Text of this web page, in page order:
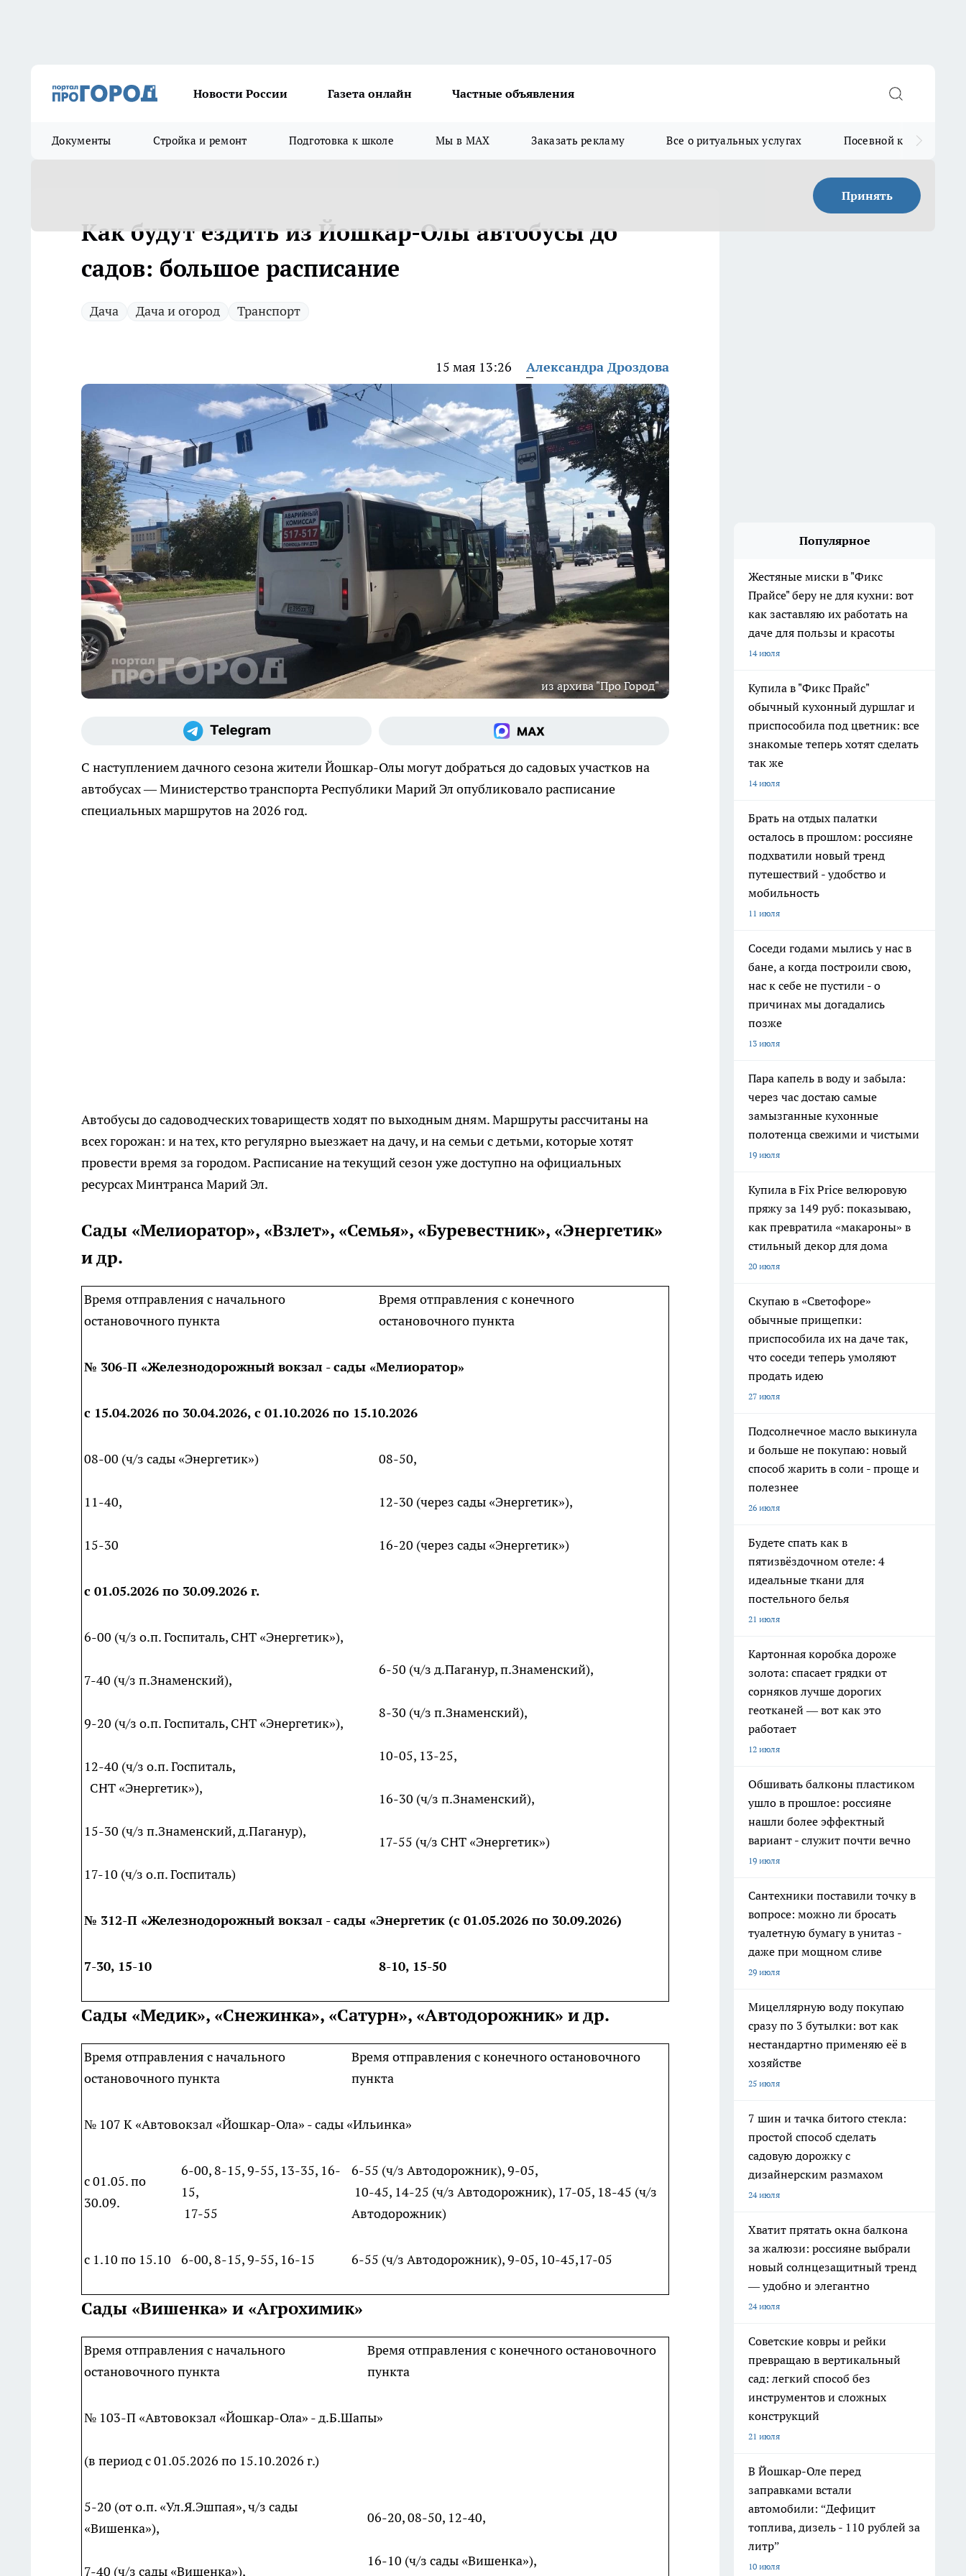
Новости России Газета онлайн Частные объявления
Документы Стройка и ремонт Подготовка к школе Мы в MAX Заказать рекламу Все о ритуальных услугах Посевной календарь
Принять
Как будут ездить из Йошкар-Олы автобусы до
садов: большое расписание
Дача Дача и огород Транспорт
15 мая 13:26 Александра Дроздова
из архива "Про Город"
С наступлением дачного сезона жители Йошкар-Олы могут добраться до садовых участков на
автобусах — Министерство транспорта Республики Марий Эл опубликовало расписание
специальных маршрутов на 2026 год.
Автобусы до садоводческих товариществ ходят по выходным дням. Маршруты рассчитаны на
всех горожан: и на тех, кто регулярно выезжает на дачу, и на семьи с детьми, которые хотят
провести время за городом. Расписание на текущий сезон уже доступно на официальных
ресурсах Минтранса Марий Эл.
Сады «Мелиоратор», «Взлет», «Семья», «Буревестник», «Энергетик»
и др.
Время отправления с начального
остановочного пункта
Время отправления с конечного
остановочного пункта
№ 306-П «Железнодорожный вокзал - сады «Мелиоратор»
с 15.04.2026 по 30.04.2026, с 01.10.2026 по 15.10.2026
08-00 (ч/з сады «Энергетик»)
11-40,
15-30
08-50,
12-30 (через сады «Энергетик»),
16-20 (через сады «Энергетик»)
с 01.05.2026 по 30.09.2026 г.
6-00 (ч/з о.п. Госпиталь, СНТ «Энергетик»),
7-40 (ч/з п.Знаменский),
9-20 (ч/з о.п. Госпиталь, СНТ «Энергетик»),
12-40 (ч/з о.п. Госпиталь,
СНТ «Энергетик»),
15-30 (ч/з п.Знаменский, д.Паганур),
17-10 (ч/з о.п. Госпиталь)
6-50 (ч/з д.Паганур, п.Знаменский),
8-30 (ч/з п.Знаменский),
10-05, 13-25,
16-30 (ч/з п.Знаменский),
17-55 (ч/з СНТ «Энергетик»)
№ 312-П «Железнодорожный вокзал - сады «Энергетик (с 01.05.2026 по 30.09.2026)
7-30, 15-10 8-10, 15-50
Сады «Медик», «Снежинка», «Сатурн», «Автодорожник» и др.
Время отправления с начального
остановочного пункта
Время отправления с конечного остановочного
пункта
№ 107 К «Автовокзал «Йошкар-Ола» - сады «Ильинка»
с 01.05. по
30.09.
6-00, 8-15, 9-55, 13-35, 16-
15,
17-55
6-55 (ч/з Автодорожник), 9-05,
10-45, 14-25 (ч/з Автодорожник), 17-05, 18-45 (ч/з
Автодорожник)
с 1.10 по 15.10 6-00, 8-15, 9-55, 16-15 6-55 (ч/з Автодорожник), 9-05, 10-45,17-05
Сады «Вишенка» и «Агрохимик»
Время отправления с начального
остановочного пункта
Время отправления с конечного остановочного
пункта
№ 103-П «Автовокзал «Йошкар-Ола» - д.Б.Шапы»
(в период с 01.05.2026 по 15.10.2026 г.)
5-20 (от о.п. «Ул.Я.Эшпая», ч/з сады
«Вишенка»),
7-40 (ч/з сады «Вишенка»),
06-20, 08-50, 12-40,
16-10 (ч/з сады «Вишенка»),
Популярное
Жестяные миски в "Фикс
Прайсе" беру не для кухни: вот
как заставляю их работать на
даче для пользы и красоты
14 июля
Купила в "Фикс Прайс"
обычный кухонный дуршлаг и
приспособила под цветник: все
знакомые теперь хотят сделать
так же
14 июля
Брать на отдых палатки
осталось в прошлом: россияне
подхватили новый тренд
путешествий - удобство и
мобильность
11 июля
Соседи годами мылись у нас в
бане, а когда построили свою,
нас к себе не пустили - о
причинах мы догадались
позже
13 июля
Пара капель в воду и забыла:
через час достаю самые
замызганные кухонные
полотенца свежими и чистыми
19 июля
Купила в Fix Price велюровую
пряжу за 149 руб: показываю,
как превратила «макароны» в
стильный декор для дома
20 июля
Скупаю в «Светофоре»
обычные прищепки:
приспособила их на даче так,
что соседи теперь умоляют
продать идею
27 июля
Подсолнечное масло выкинула
и больше не покупаю: новый
способ жарить в соли - проще и
полезнее
26 июля
Будете спать как в
пятизвёздочном отеле: 4
идеальные ткани для
постельного белья
21 июля
Картонная коробка дороже
золота: спасает грядки от
сорняков лучше дорогих
геотканей — вот как это
работает
12 июля
Обшивать балконы пластиком
ушло в прошлое: россияне
нашли более эффектный
вариант - служит почти вечно
19 июля
Сантехники поставили точку в
вопросе: можно ли бросать
туалетную бумагу в унитаз -
даже при мощном сливе
29 июля
Мицеллярную воду покупаю
сразу по 3 бутылки: вот как
нестандартно применяю её в
хозяйстве
25 июля
7 шин и тачка битого стекла:
простой способ сделать
садовую дорожку с
дизайнерским размахом
24 июля
Хватит прятать окна балкона
за жалюзи: россияне выбрали
новый солнцезащитный тренд
— удобно и элегантно
24 июля
Советские ковры и рейки
превращаю в вертикальный
сад: легкий способ без
инструментов и сложных
конструкций
21 июля
В Йошкар-Оле перед
заправками встали
автомобили: “Дефицит
топлива, дизель - 110 рублей за
литр”
10 июля